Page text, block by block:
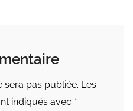
sera pas publiée. Les
indiqués avec *